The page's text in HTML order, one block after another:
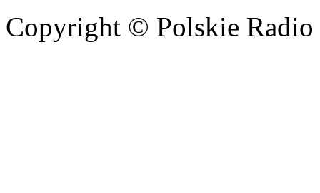
Copyright © Polskie